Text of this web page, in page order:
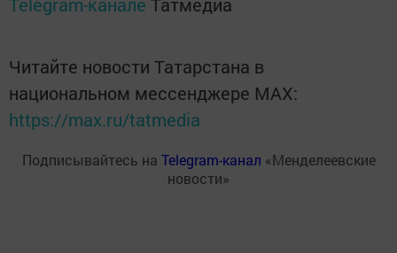
Telegram-канале Татмедиа
Читайте новости Татарстана в
национальном мессенджере MАХ:
https://max.ru/tatmedia
Подписывайтесь на Telegram-канал «Менделеевские
новости»